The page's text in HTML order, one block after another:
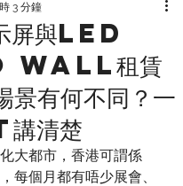
屏與LED
Wall租賃
景有何不同？一
清楚
3 分鐘
大都市，香港可謂係
每個月都有唔少展會、